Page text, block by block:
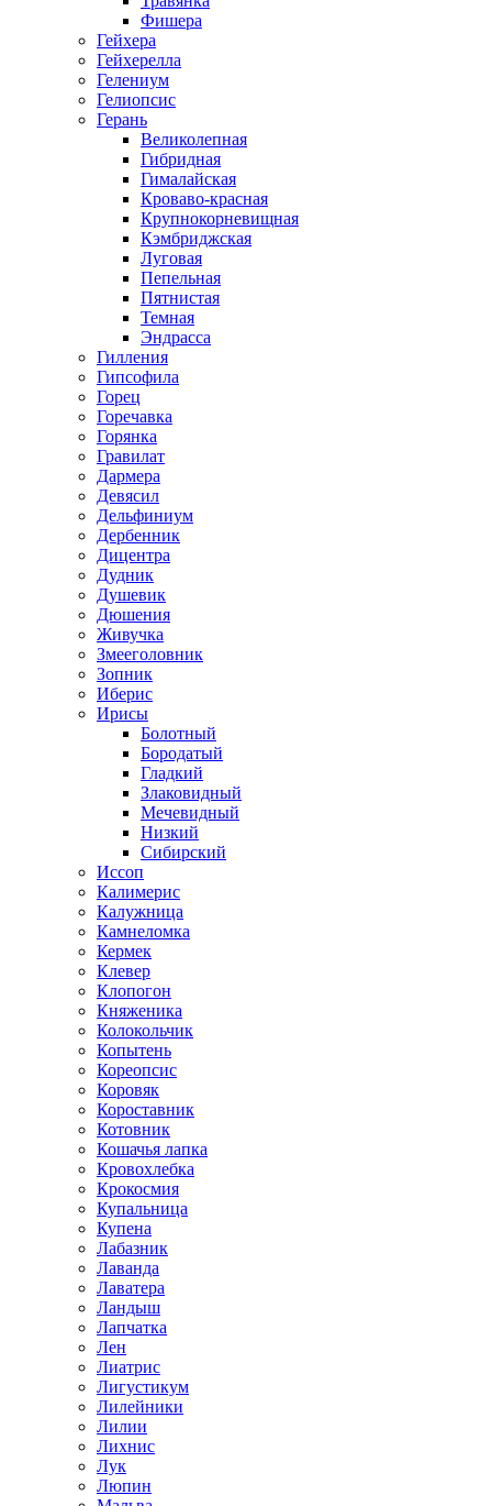
Фишера
Гейхера
Гейхерелла
Гелениум
Гелиопсис
Герань
Великолепная
Гибридная
Гималайская
Кроваво-красная
Крупнокорневищная
Кэмбриджская
Луговая
Пепельная
Пятнистая
Темная
Эндрасса
Гилления
Гипсофила
Горец
Горечавка
Горянка
Гравилат
Дармера
Девясил
Дельфиниум
Дербенник
Дицентра
Дудник
Душевик
Дюшения
Живучка
Змееголовник
Зопник
Иберис
Ирисы
Болотный
Бородатый
Гладкий
Злаковидный
Мечевидный
Низкий
Сибирский
Иссоп
Калимерис
Калужница
Камнеломка
Кермек
Клевер
Клопогон
Княженика
Колокольчик
Копытень
Кореопсис
Коровяк
Короставник
Котовник
Кошачья лапка
Кровохлебка
Крокосмия
Купальница
Купена
Лабазник
Лаванда
Лаватера
Ландыш
Лапчатка
Лен
Лиатрис
Лигустикум
Лилейники
Лилии
Лихнис
Лук
Люпин